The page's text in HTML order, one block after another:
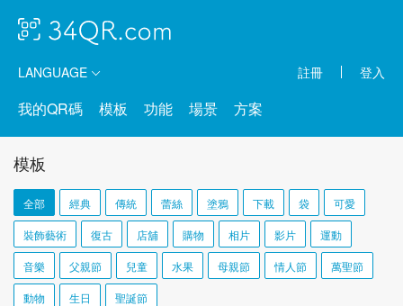
LANGUAGE 註冊 登入
我的QR碼 模板 功能 場景 方案
模板
全部 經典 傳統 蕾絲 塗鴉 下載 袋 可愛
裝飾藝術 復古 店舖 購物 相片 影片 運動
音樂 父親節 兒童 水果 母親節 情人節 萬聖節
動物 生日 聖誕節